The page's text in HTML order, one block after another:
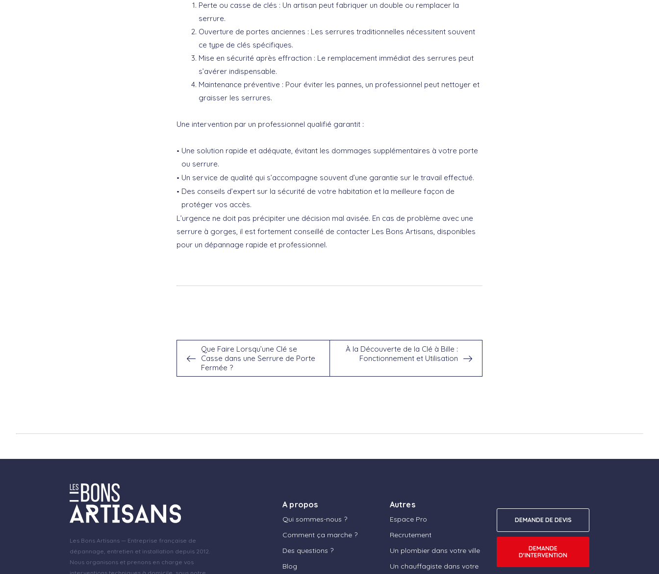
Perte ou casse de clés : Un artisan peut fabriquer un double ou remplacer la
serrure.
Ouverture de portes anciennes : Les serrures traditionnelles nécessitent souvent
ce type de clés spécifiques.
Mise en sécurité après effraction : Le remplacement immédiat des serrures peut
s’avérer indispensable.
Maintenance préventive : Pour éviter les pannes, un professionnel peut nettoyer et
graisser les serrures.
Une intervention par un professionnel qualifié garantit :
Une solution rapide et adéquate, évitant les dommages supplémentaires à votre porte
ou serrure.
Un service de qualité qui s’accompagne souvent d’une garantie sur le travail effectué.
Des conseils d’expert sur la sécurité de votre habitation et la meilleure façon de
protéger vos accès.
L’urgence ne doit pas précipiter une décision mal avisée. En cas de problème avec une
serrure à gorges, il est fortement conseillé de contacter Les Bons Artisans, disponibles
pour un dépannage rapide et professionnel.
Que Faire Lorsqu’une Clé se
Casse dans une Serrure de Porte
Fermée ?
À la Découverte de la Clé à Bille :
Fonctionnement et Utilisation
Les Bons Artisans — Entreprise française de
dépannage, entretien et installation depuis 2012.
Nous organisons et prenons en charge vos
A propos
Qui sommes-nous ?
Comment ça marche ?
Des questions ?
Blog
Autres
Espace Pro
Recrutement
Un plombier dans votre ville
Un chauffagiste dans votre
DEMANDE DE DEVIS
DEMANDE
D'INTERVENTION